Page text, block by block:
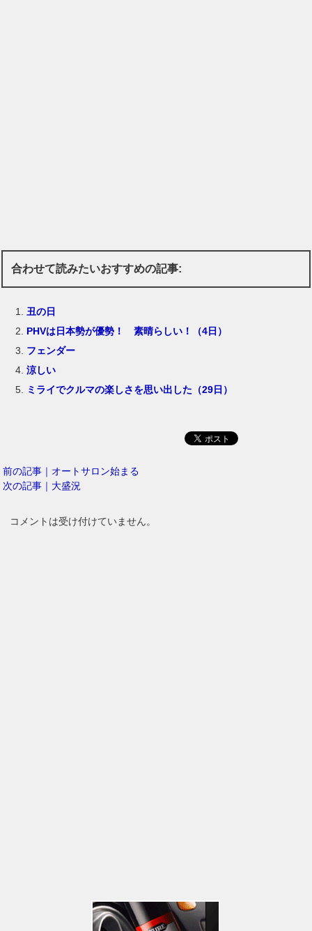
合わせて読みたいおすすめの記事:
丑の日
PHVは日本勢が優勢！ 素晴らしい！（4日）
フェンダー
涼しい
ミライでクルマの楽しさを思い出した（29日）
前の記事｜オートサロン始まる
次の記事｜大盛況
コメントは受け付けていません。